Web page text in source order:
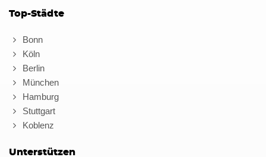
Top-Städte
Bonn
Köln
Berlin
München
Hamburg
Stuttgart
Koblenz
Unterstützen